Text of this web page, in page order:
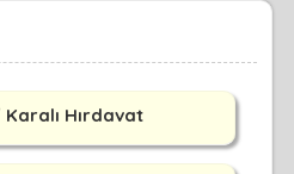
Hırdavat